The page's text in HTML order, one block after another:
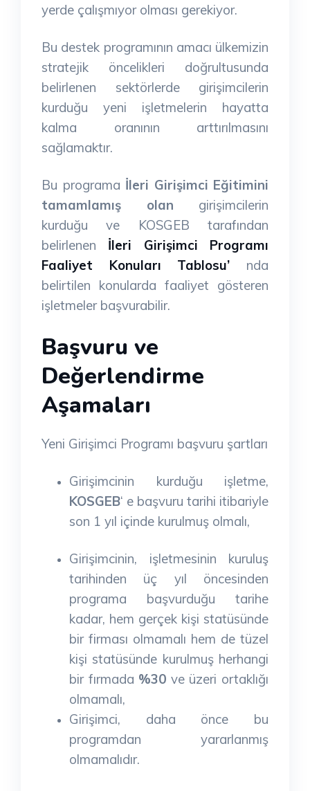
yerde çalışmıyor olması gerekiyor.
Bu destek programının amacı ülkemizin
stratejik öncelikleri doğrultusunda
belirlenen sektörlerde girişimcilerin
kurduğu yeni işletmelerin hayatta
kalma oranının arttırılmasını
sağlamaktır.
Bu programa İleri Girişimci Eğitimini
tamamlamış olan girişimcilerin
kurduğu ve KOSGEB tarafından
belirlenen İleri Girişimci Programı
Faaliyet Konuları Tablosu’ nda
belirtilen konularda faaliyet gösteren
işletmeler başvurabilir.
Başvuru ve
Değerlendirme
Aşamaları
Yeni Girişimci Programı başvuru şartları
Girişimcinin kurduğu işletme,
KOSGEB‘ e başvuru tarihi itibariyle
son 1 yıl içinde kurulmuş olmalı,
Girişimcinin, işletmesinin kuruluş
tarihinden üç yıl öncesinden
programa başvurduğu tarihe
kadar, hem gerçek kişi statüsünde
bir firması olmamalı hem de tüzel
kişi statüsünde kurulmuş herhangi
bir fırmada %30 ve üzeri ortaklığı
olmamalı,
Girişimci, daha önce bu
programdan yararlanmış
olmamalıdır.